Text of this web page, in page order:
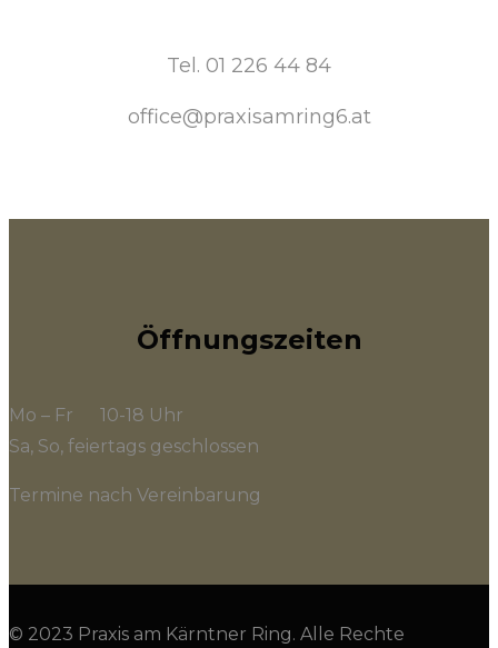
Tel. 01 226 44 84
office@praxisamring6.at
Öffnungszeiten
Mo – Fr 10-18 Uhr
Sa, So, feiertags geschlossen
Termine nach Vereinbarung
© 2023 Praxis am Kärntner Ring. Alle Rechte